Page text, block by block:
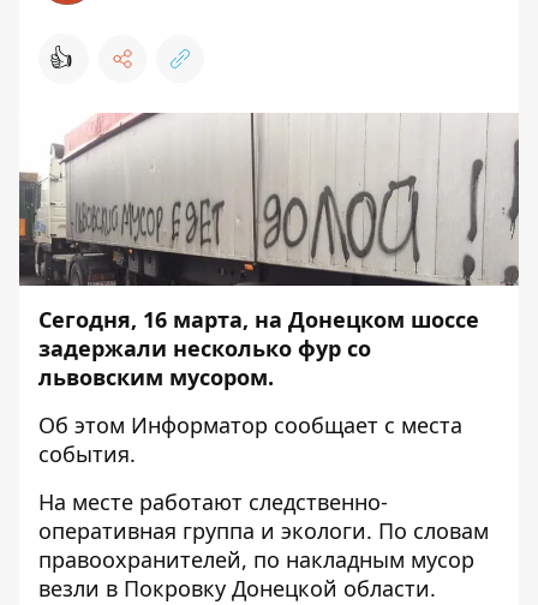
👍
Сегодня, 16 марта, на Донецком шоссе
задержали несколько фур со
львовским мусором.
Об этом Информатор сообщает с места
события.
На месте работают следственно-
оперативная группа и экологи. По словам
правоохранителей, по накладным мусор
везли в Покровку Донецкой области.